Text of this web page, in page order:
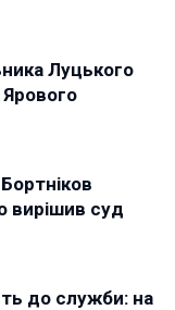
Луцького
Ярового
вирішив суд
до служби: на